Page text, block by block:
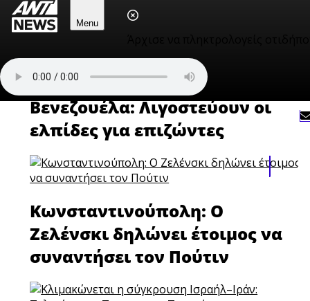
Menu
Ποσειδώνα στην Ελλάδα
Βενεζουέλα: Λιγοστεύουν οι
ελπίδες για επιζώντες
Κωνσταντινούπολη: Ο
Ζελένσκι δηλώνει έτοιμος να
συναντήσει τον Πούτιν